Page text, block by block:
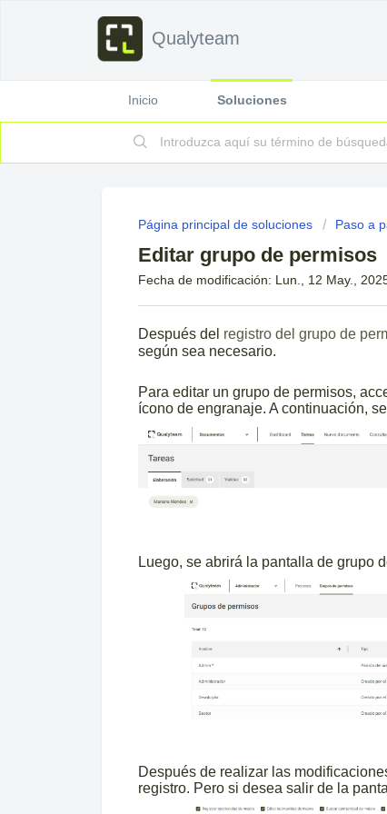
Qualyteam
Inicio Soluciones
Página principal de soluciones Paso a
Editar grupo de permisos
Fecha de modificación: Lun., 12 May.,
Después del registro del grupo de
según sea necesario.
Para editar un grupo de permisos,
ícono de engranaje. A continuación,
Luego, se abrirá la pantalla de grupo
Después de realizar las
registro. Pero si desea salir de la